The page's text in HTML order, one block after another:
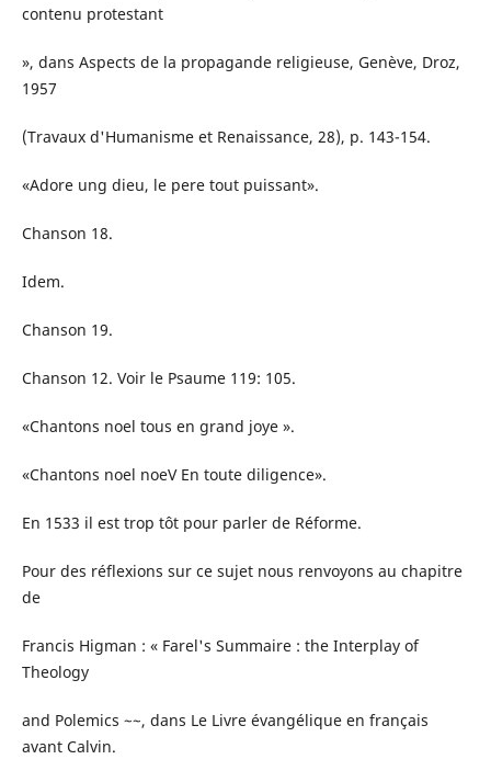
contenu protestant
», dans Aspects de la propagande religieuse, Genève, Droz,
1957
(Travaux d'Humanisme et Renaissance, 28), p. 143-154.
«Adore ung dieu, le pere tout puissant».
Chanson 18.
Idem.
Chanson 19.
Chanson 12. Voir le Psaume 119: 105.
«Chantons noel tous en grand joye ».
«Chantons noel noeV En toute diligence».
En 1533 il est trop tôt pour parler de Réforme.
Pour des réflexions sur ce sujet nous renvoyons au chapitre
de
Francis Higman : « Farel's Summaire : the Interplay of
Theology
and Polemics ~~, dans Le Livre évangélique en français
avant Calvin.